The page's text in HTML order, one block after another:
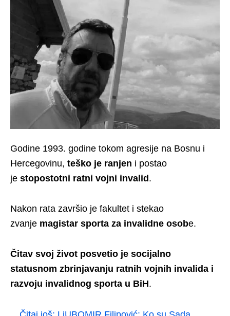
Godine 1993. godine tokom agresije na Bosnu i
Hercegovinu, teško je ranjen i postao
je stopostotni ratni vojni invalid.
Nakon rata završio je fakultet i stekao
zvanje magistar sporta za invalidne osobe.
Čitav svoj život posvetio je socijalno
statusnom zbrinjavanju ratnih vojnih invalida i
razvoju invalidnog sporta u BiH.